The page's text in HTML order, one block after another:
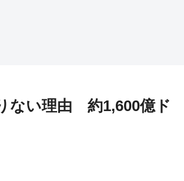
ない理由 約1,600億ド